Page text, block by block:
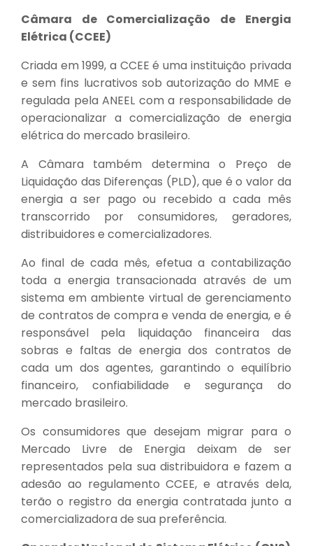
Câmara de Comercialização de Energia
Elétrica (CCEE)
Criada em 1999, a CCEE é uma instituição privada
e sem fins lucrativos sob autorização do MME e
regulada pela ANEEL com a responsabilidade de
operacionalizar a comercialização de energia
elétrica do mercado brasileiro.
A Câmara também determina o Preço de
Liquidação das Diferenças (PLD), que é o valor da
energia a ser pago ou recebido a cada mês
transcorrido por consumidores, geradores,
distribuidores e comercializadores.
Ao final de cada mês, efetua a contabilização
toda a energia transacionada através de um
sistema em ambiente virtual de gerenciamento
de contratos de compra e venda de energia, e é
responsável pela liquidação financeira das
sobras e faltas de energia dos contratos de
cada um dos agentes, garantindo o equilíbrio
financeiro, confiabilidade e segurança do
mercado brasileiro.
Os consumidores que desejam migrar para o
Mercado Livre de Energia deixam de ser
representados pela sua distribuidora e fazem a
adesão ao regulamento CCEE, e através dela,
terão o registro da energia contratada junto a
comercializadora de sua preferência.